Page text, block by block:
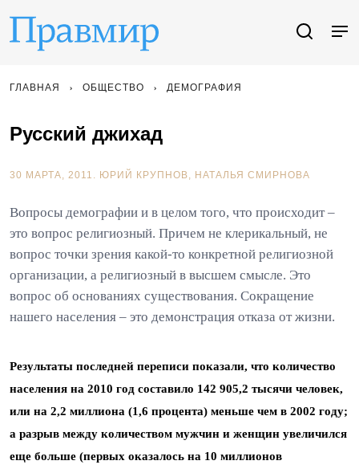
ГЛАВНАЯ ОБЩЕСТВО ДЕМОГРАФИЯ
Русский джихад
30 МАРТА, 2011. ЮРИЙ КРУПНОВ НАТАЛЬЯ СМИРНОВА
Вопросы демографии и в целом того, что происходит –
это вопрос религиозный. Причем не клерикальный, не
вопрос точки зрения какой-то конкретной религиозной
организации, а религиозный в высшем смысле. Это
вопрос об основаниях существования. Сокращение
нашего населения – это демонстрация отказа от жизни.
Результаты последней переписи показали, что количество
населения на 2010 год составило 142 905,2 тысячи человек,
или на 2,2 миллиона (1,6 процента) меньше чем в 2002 году;
а разрыв между количеством мужчин и женщин увеличился
еще больше (первых оказалось на 10 миллионов